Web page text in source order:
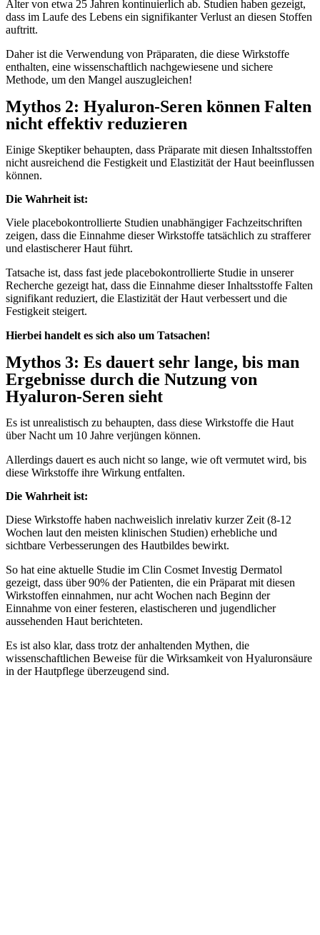
Alter von etwa 25 Jahren kontinuierlich ab. Studien haben gezeigt,
dass im Laufe des Lebens ein signifikanter Verlust an diesen Stoffen
auftritt.
Daher ist die Verwendung von Präparaten, die diese Wirkstoffe
enthalten, eine wissenschaftlich nachgewiesene und sichere
Methode, um den Mangel auszugleichen!
Mythos 2: Hyaluron-Seren können Falten
nicht effektiv reduzieren
Einige Skeptiker behaupten, dass Präparate mit diesen Inhaltsstoffen
nicht ausreichend die Festigkeit und Elastizität der Haut beeinflussen
können.
Die Wahrheit ist:
Viele placebokontrollierte Studien unabhängiger Fachzeitschriften
zeigen, dass die Einnahme dieser Wirkstoffe tatsächlich zu strafferer
und elastischerer Haut führt.
Tatsache ist, dass fast jede placebokontrollierte Studie in unserer
Recherche gezeigt hat, dass die Einnahme dieser Inhaltsstoffe Falten
signifikant reduziert, die Elastizität der Haut verbessert und die
Festigkeit steigert.
Hierbei handelt es sich also um Tatsachen!
Mythos 3: Es dauert sehr lange, bis man
Ergebnisse durch die Nutzung von
Hyaluron-Seren sieht
Es ist unrealistisch zu behaupten, dass diese Wirkstoffe die Haut
über Nacht um 10 Jahre verjüngen können.
Allerdings dauert es auch nicht so lange, wie oft vermutet wird, bis
diese Wirkstoffe ihre Wirkung entfalten.
Die Wahrheit ist:
Diese Wirkstoffe haben nachweislich inrelativ kurzer Zeit (8-12
Wochen laut den meisten klinischen Studien) erhebliche und
sichtbare Verbesserungen des Hautbildes bewirkt.
So hat eine aktuelle Studie im Clin Cosmet Investig Dermatol
gezeigt, dass über 90% der Patienten, die ein Präparat mit diesen
Wirkstoffen einnahmen, nur acht Wochen nach Beginn der
Einnahme von einer festeren, elastischeren und jugendlicher
aussehenden Haut berichteten.
Es ist also klar, dass trotz der anhaltenden Mythen, die
wissenschaftlichen Beweise für die Wirksamkeit von Hyaluronsäure
in der Hautpflege überzeugend sind.